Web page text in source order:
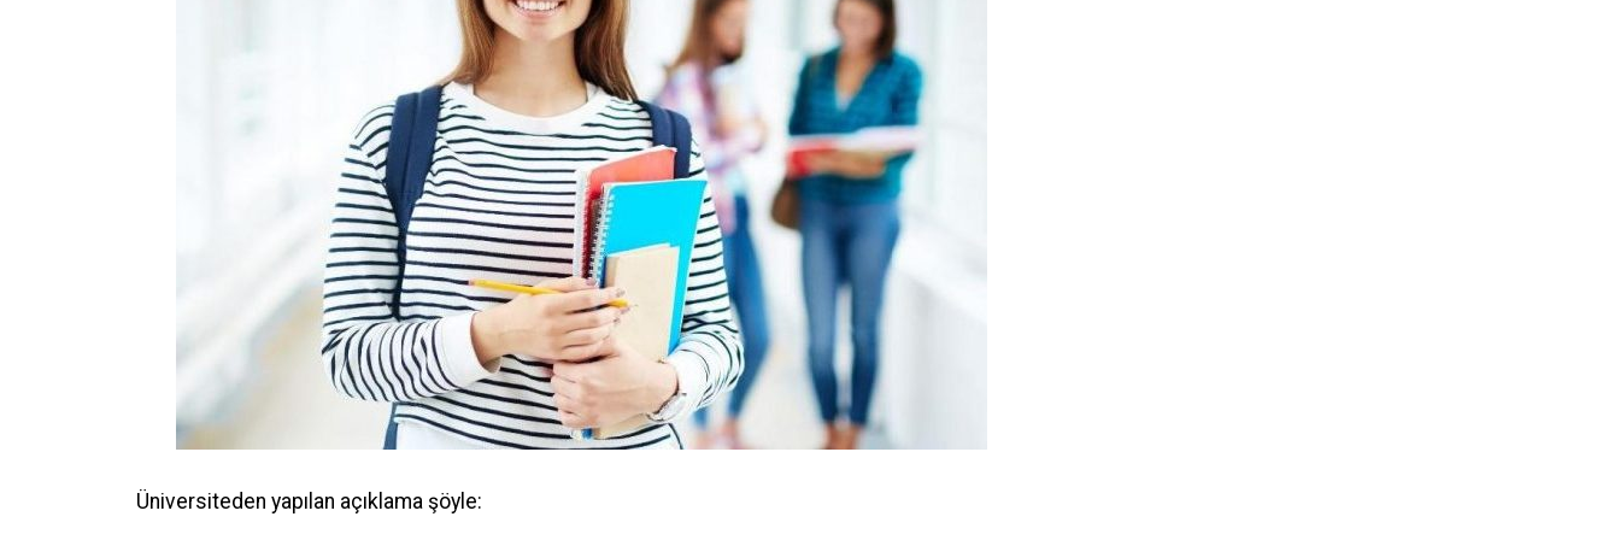
Öğrencinin yerleştiği yıldaki LYS ve ÖSYS Sonuç Belgesi (İnternet çıktısı)
ÖSYM Yerleştirme Belgesi. (İnternet çıktısı)
DGS ile yerleşen öğrencilerin DGS Sonuç belgesi ve DGS Yerleştirme belgesi.(internet çıktısı
Kayıtlı olduğu Üniversiteye ait öğrenci belgesi (son 6 ay içerisinde alınmış olması ve öğrenci
belgesinde
Kayıt Türü bilgisi yok ise eğitim görmekte olduğu üniversiteden Merkezi
Yerleştirme Puanına Göre Yatay Geçiş Yapmadığına dair belge.)
Üniversiteden yapılan açıklama şöyle: